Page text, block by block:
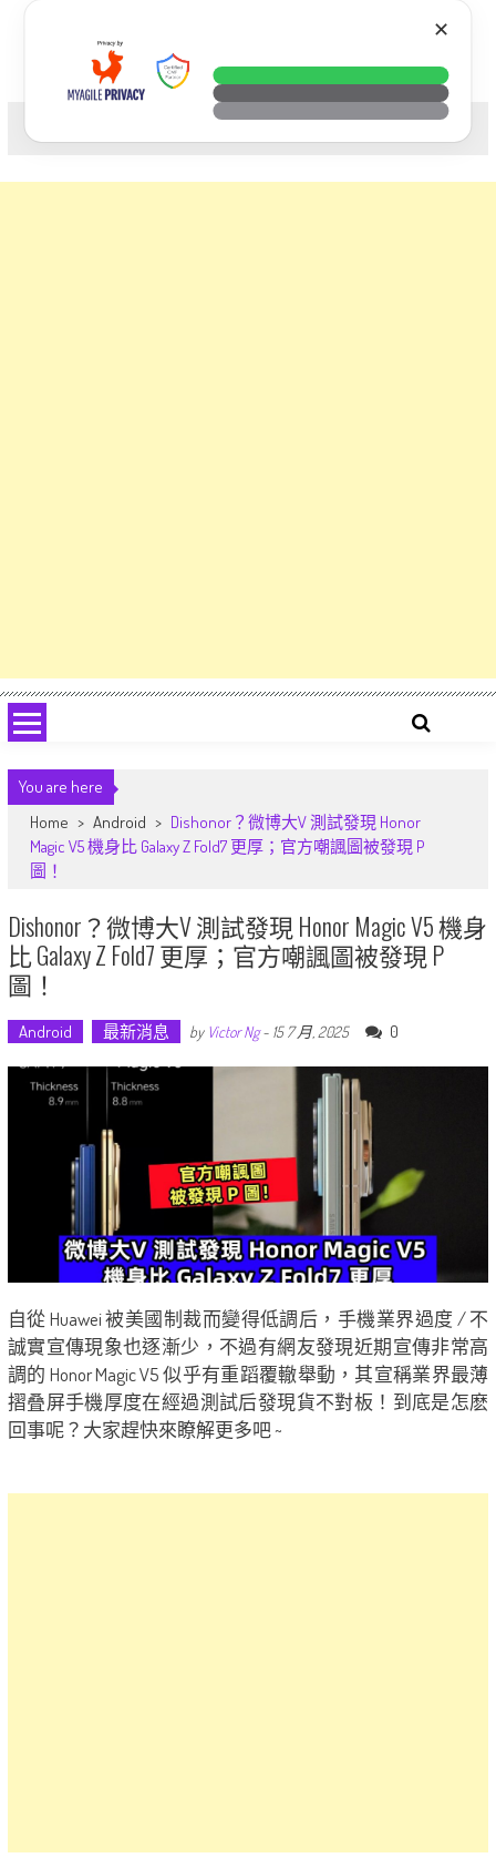
科技. 生活. 攝影.
You are here
Home > Android > Dishonor？微博大V 測試發現 Honor
Magic V5 機身比 Galaxy Z Fold7 更厚；官方嘲諷圖被發現 P
圖！
Dishonor？微博大V 測試發現 Honor Magic V5 機身
比 Galaxy Z Fold7 更厚；官方嘲諷圖被發現 P
圖！
Android 最新消息 by Victor Ng- 15 7 月, 2025 0
自從 Huawei 被美國制裁而變得低調后，手機業界過度 / 不
誠實宣傳現象也逐漸少，不過有網友發現近期宣傳非常高
調的 Honor Magic V5 似乎有重蹈覆轍舉動，其宣稱業界最薄
摺叠屏手機厚度在經過測試后發現貨不對板！到底是怎麽
回事呢？大家趕快來瞭解更多吧 ~
✕